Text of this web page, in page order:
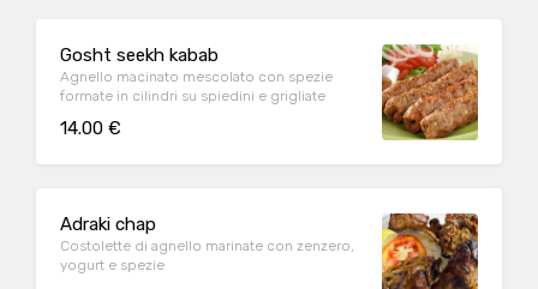
Gosht seekh kabab
Agnello macinato mescolato con spezie
formate in cilindri su spiedini e grigliate
14.00 €
Adraki chap
Costolette di agnello marinate con zenzero,
yogurt e spezie